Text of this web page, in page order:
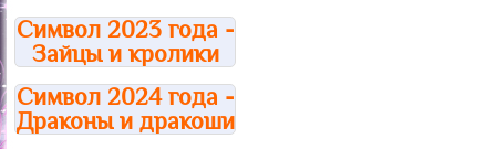
Символ 2023 года -
Зайцы и кролики
Символ 2024 года -
Драконы и дракоши